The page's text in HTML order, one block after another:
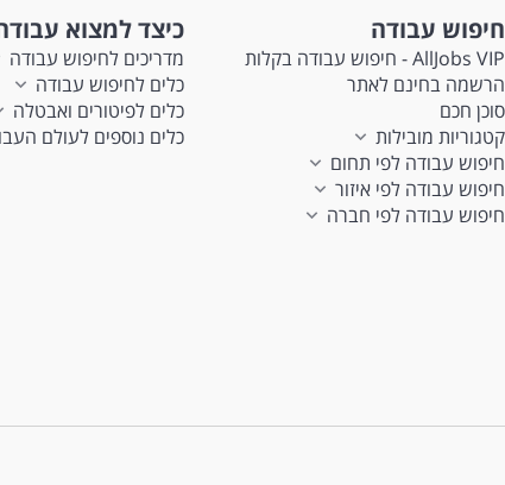
חיפוש עבודה
AllJobs VIP - חיפוש עבודה בקלות
הרשמה בחינם לאתר
סוכן חכם
קטגוריות מובילות
חיפוש עבודה לפי תחום
חיפוש עבודה לפי איזור
חיפוש עבודה לפי חברה
כיצד למצוא
מדריכים לחיפוש עבודה
כלים לחיפוש עבודה
כלים לפיטורים ואבטלה
כלים נוספים לעולם